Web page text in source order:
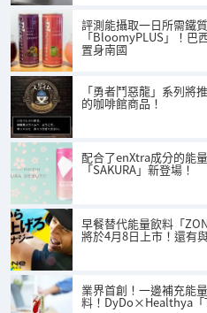
評測能攝取一日所需鐵
「BloomyPLUS」！巴
置身南國
「勇者鬥惡龍」系列將
的咖啡館商品！
配合了enXtra成分的能
「SAKURA」新登場！
早餐替代能量飲料「
將於4月8日上市！還有
業界首創！一邊補充能
料！DyDo×Healthya「